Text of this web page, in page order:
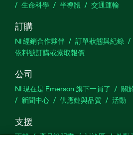
生命科學
半導體 交通運輸
訂購
NI 經銷合作夥伴 訂單狀態與紀錄
依料號訂購或索取報價
公司
NI 現在是 Emerson 旗下一員了 關
新聞中心
供應鏈與品質 活動
支援
下載 產品說明書 討論區 啟動